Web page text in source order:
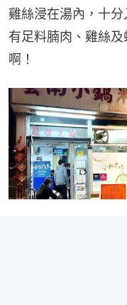
雞絲浸在湯內，十分
有足料腩肉、雞絲及
啊！